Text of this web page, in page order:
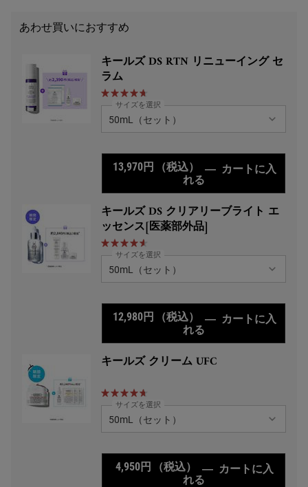
あわせ買いにおすすめ
キールズ DS RTN リニューイング セ
ラム
サイズを選択
13,970円 （税込） ― カートに入
れる
キールズ DS クリアリーブライト エ
ッセンス[医薬部外品]
サイズを選択
12,980円 （税込） ― カートに入
れる
キールズ クリーム UFC
サイズを選択
4,950円 （税込） ― カートに入
れる